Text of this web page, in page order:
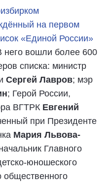
на первом
«Единой России»
него вошли более 600
списка: министр
Сергей Лавров; мэр
; Герой России,
ВГТРК Евгений
при Президенте
Мария Львова-
Главного
юношеского
общественного